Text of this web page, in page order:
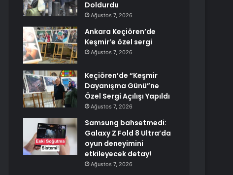
Doldurdu
Ağustos 7, 2026
Ankara Keçiören’de
Keşmir’e özel sergi
Ağustos 7, 2026
Keçiören’de “Keşmir
Dayanışma Günü”ne
Özel Sergi Açılışı Yapıldı
Ağustos 7, 2026
Samsung bahsetmedi:
Galaxy Z Fold 8 Ultra’da
oyun deneyimini
etkileyecek detay!
Ağustos 7, 2026